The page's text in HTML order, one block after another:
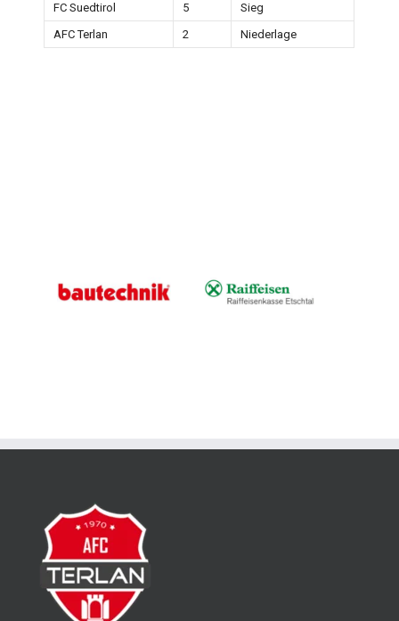
FC Suedtirol 5
Sieg
AFC Terlan
2 Niederlage